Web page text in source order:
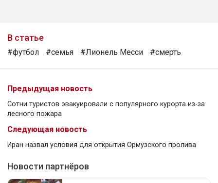
В статье
#футбол #семья #Лионель Месси #смерть
Предыдущая новость
Сотни туристов эвакуировали с популярного курорта из-за
лесного пожара
Следующая новость
Иран назвал условия для открытия Ормузского пролива